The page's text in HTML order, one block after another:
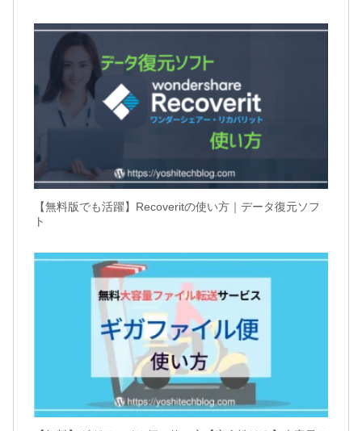
【無料版でも活躍】Recoveritの使い方｜データ復元ソフ
ト